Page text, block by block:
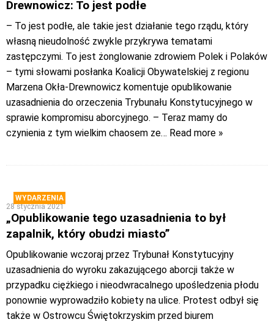
Drewnowicz: To jest podłe
– To jest podłe, ale takie jest działanie tego rządu, który
własną nieudolność zwykle przykrywa tematami
zastępczymi. To jest żonglowanie zdrowiem Polek i Polaków
– tymi słowami posłanka Koalicji Obywatelskiej z regionu
Marzena Okła-Drewnowicz komentuje opublikowanie
uzasadnienia do orzeczenia Trybunału Konstytucyjnego w
sprawie kompromisu aborcyjnego. – Teraz mamy do
czynienia z tym wielkim chaosem ze… Read more »
WYDARZENIA
28 stycznia 2021
„Opublikowanie tego uzasadnienia to był
zapalnik, który obudzi miasto”
Opublikowanie wczoraj przez Trybunał Konstytucyjny
uzasadnienia do wyroku zakazującego aborcji także w
przypadku ciężkiego i nieodwracalnego upośledzenia płodu
ponownie wyprowadziło kobiety na ulice. Protest odbył się
także w Ostrowcu Świętokrzyskim przed biurem